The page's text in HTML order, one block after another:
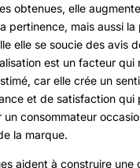
obtenues, elle
pertinence, mais aussi
elle se soucie des avis
est un facteur qui
car elle crée un
et de satisfaction qui
un consommateur
la marque.
aident à construire une